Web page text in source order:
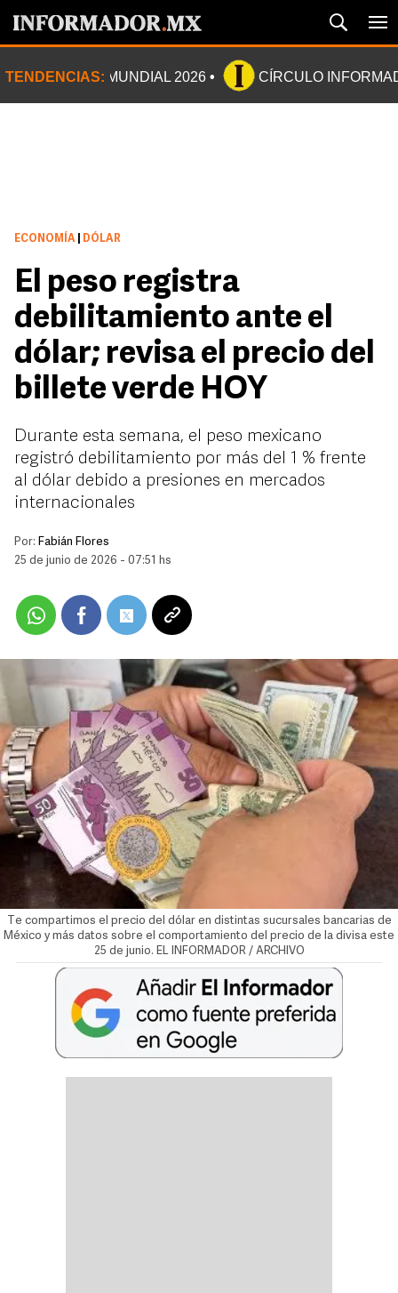
TENDENCIAS: MUNDIAL 2026 CÍRCULO
ECONOMÍA DÓLAR
El peso registra
debilitamiento ante el
dólar; revisa el precio del
billete verde HOY
Durante esta semana, el peso mexicano
registró debilitamiento por más del 1 % frente
al dólar debido a presiones en mercados
internacionales
Por: Fabián Flores
25 de junio de 2026 - 07:51 hs
Te compartimos el precio del dólar en distintas sucursales bancarias de
México y más datos sobre el comportamiento del precio de la divisa este
25 de junio. EL INFORMADOR / ARCHIVO